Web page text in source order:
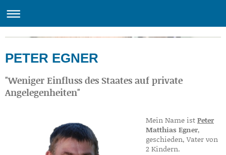
PETER EGNER
"Weniger Einfluss des Staates auf private
Angelegenheiten"
Mein Name istPeter
Matthias Egner,
geschieden, Vater von
2 Kindern.